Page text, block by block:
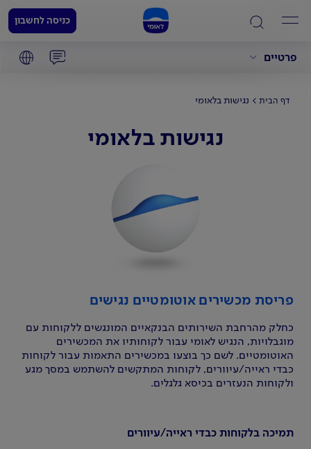
פרטיים
כניסה לחשבון
דף הבית נגישות בלאומי
נגישות בלאומי
פריסת מכשירים אוטומטיים נגישים
כחלק מהרחבת השירותים הבנקאיים המונגשים ללקוחות עם
מוגבלויות, הנגיש לאומי עבור לקוחותיו את המכשירים
האוטומטיים. לשם כך בוצעו במכשירים התאמות עבור לקוחות
כבדי ראייה/עיוורים, לקוחות המתקשים להשתמש במסך מגע
ולקוחות הנעזרים בכיסא גלגלים.
תמיכה בלקוחות כבדי ראייה/עיוורים